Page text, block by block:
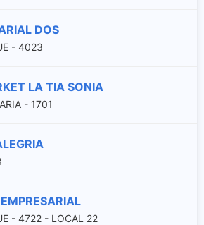
DOS
- 4023
LA TIA SONIA
- 1701
- 4722 - LOCAL 22